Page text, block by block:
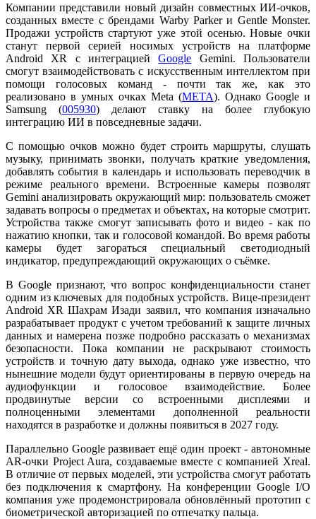
Компании представили новый дизайн совместных ИИ-очков,
созданных вместе с брендами Warby Parker и Gentle Monster.
Продажи устройств стартуют уже этой осенью. Новые очки
станут первой серией носимых устройств на платформе
Android XR с интеграциейGoogle Gemini. Пользователи
смогут взаимодействовать с искусственным интеллектом при
помощи голосовых команд - почти так же, как это
реализовано в умных очках Meta (META). Однако Google и
Samsung (005930) делают ставку на более глубокую
интеграцию ИИ в повседневные задачи.
С помощью очков можно будет строить маршруты, слушать
музыку, принимать звонки, получать краткие уведомления,
добавлять события в календарь и использовать переводчик в
режиме реального времени. Встроенные камеры позволят
Gemini анализировать окружающий мир: пользователь сможет
задавать вопросы о предметах и объектах, на которые смотрит.
Устройства также смогут записывать фото и видео - как по
нажатию кнопки, так и голосовой командой. Во время работы
камеры будет загораться специальный светодиодный
индикатор, предупреждающий окружающих о съёмке.
В Google признают, что вопрос конфиденциальности станет
одним из ключевых для подобных устройств. Вице-президент
Android XR Шахрам Изади заявил, что компания изначально
разрабатывает продукт с учетом требований к защите личных
данных и намерена позже подробно рассказать о механизмах
безопасности. Пока компании не раскрывают стоимость
устройств и точную дату выхода, однако уже известно, что
нынешние модели будут ориентированы в первую очередь на
аудиофункции и голосовое взаимодействие. Более
продвинутые версии со встроенными дисплеями и
полноценными элементами дополненной реальности
находятся в разработке и должны появиться в 2027 году.
Параллельно Google развивает ещё один проект - автономные
AR-очки Project Aura, создаваемые вместе с компанией Xreal.
В отличие от первых моделей, эти устройства смогут работать
без подключения к смартфону. На конференции Google I/O
компания уже продемонстрировала обновлённый прототип с
биометрической авторизацией по отпечатку пальца.